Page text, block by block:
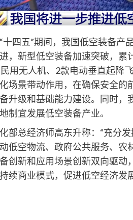
十四五”期间，我国低空装备产
，新型低空装备加速突破，累
用无人机、2款电动垂直起降
场景带动作用，在确保安全的
升级和基础能力建设。同时，
制宜发展低空装备产业。
部总经济师高东升称：“充分
低空物流、政府公共服务、农
创新和应用场景创新双向驱动
续商业模式，促进低空经济发